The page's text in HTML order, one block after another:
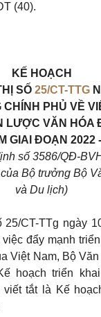
(40).
KẾ HOẠCH
SỐ 25/CT-TTG
PHỦ VỀ
LƯỢC VĂN HÓA
GIAI ĐOẠN 2022
số 3586/QĐ-
Bộ trưởng Bộ
và Du lịch)
CT-TTg ngày
đẩy mạnh
Việt Nam, Bộ
hoạch triển
viết tắt là Kế